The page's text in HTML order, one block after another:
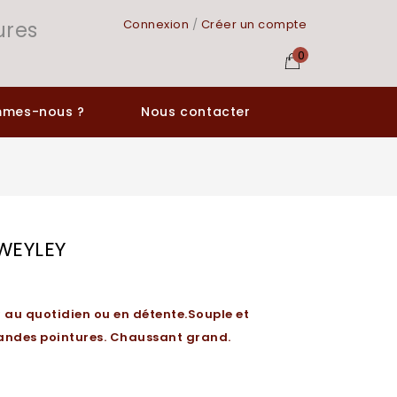
Connexion / Créer un compte
0
nous ? Nous contacter
quotidien ou en détente.Souple et
pointures. Chaussant grand.